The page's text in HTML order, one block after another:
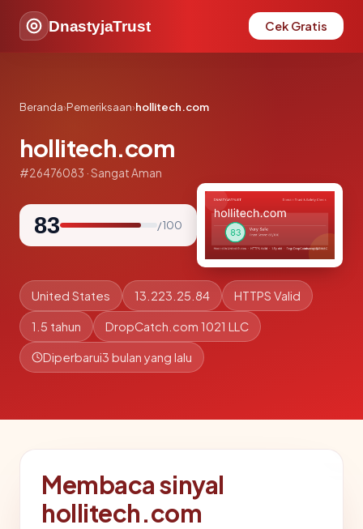
DnastyjaTrust Cek Gratis
Beranda›Pemeriksaan›hollitech.com
hollitech.com
#26476083 · Sangat Aman
83 / 100
United States 13.223.25.84 HTTPS Valid
1.5 tahun DropCatch.com 1021 LLC
Diperbarui3 bulan yang lalu
Membaca sinyal
hollitech.com